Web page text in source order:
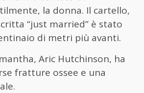
la donna. Il cartello,
“just married” è stato
di metri più avanti.
Aric Hutchinson, ha
fratture ossee e una